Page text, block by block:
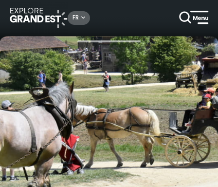
FR
Arts & culture Les Vieux Métiers d'Azannes